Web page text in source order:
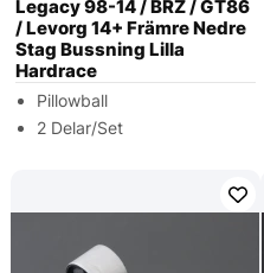
Legacy 98-14 / BRZ / GT86
/ Levorg 14+ Främre Nedre
Stag Bussning Lilla
Hardrace
Pillowball
2 Delar/Set